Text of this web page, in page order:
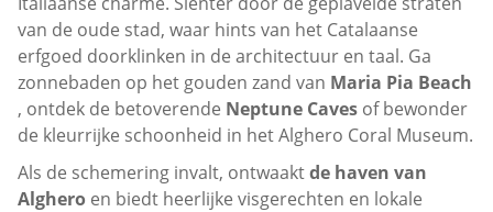
van de oude stad, waar hints van het Catalaanse
erfgoed doorklinken in de architectuur en taal. Ga
zonnebaden op het gouden zand van Maria Pia Beach
, ontdek de betoverende Neptune Caves of bewonder
de kleurrijke schoonheid in het Alghero Coral Museum.
Als de schemering invalt, ontwaaktde haven van
Alghero en biedt heerlijke visgerechten en lokale